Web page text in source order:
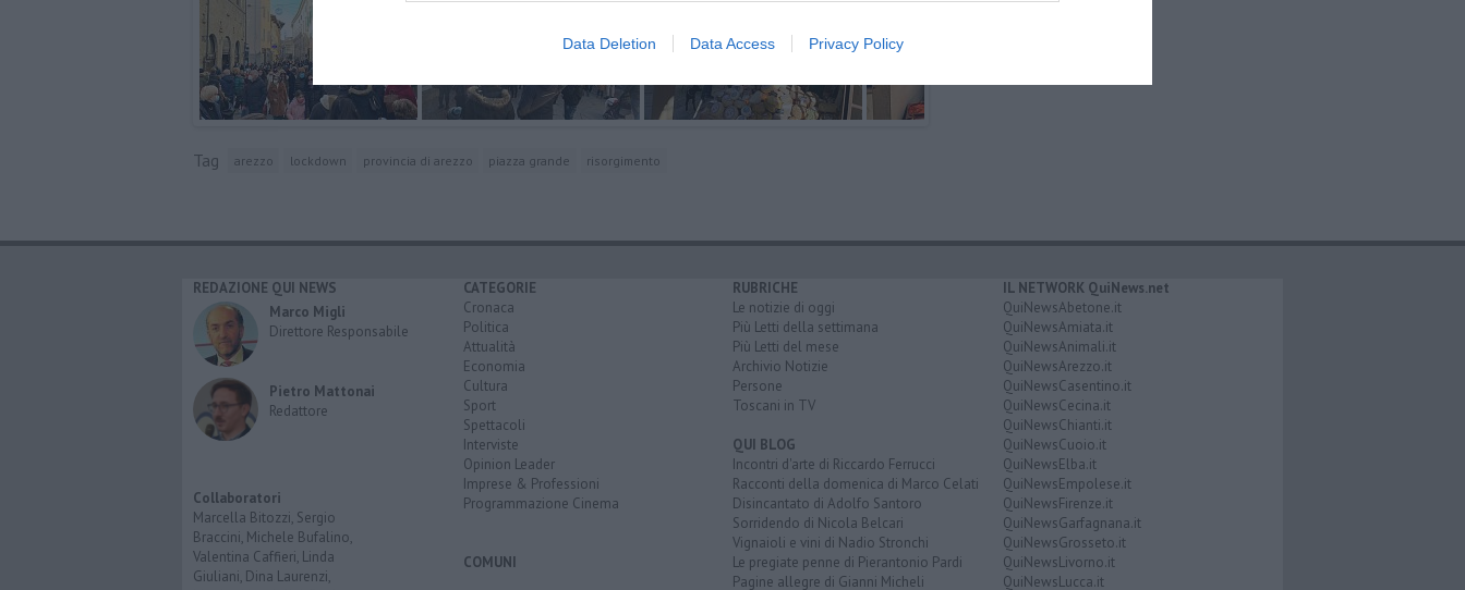
Data Deletion Data Access Privacy Policy
Tag arezzo lockdown provincia di arezzo piazza grande risorgimento
REDAZIONE QUI NEWS
Marco Migli
Direttore Responsabile
Pietro Mattonai
Redattore
Collaboratori
Marcella Bitozzi, Sergio
Braccini, Michele Bufalino,
Valentina Caffieri, Linda
Giuliani, Dina Laurenzi,
CATEGORIE
Cronaca
Politica
Attualità
Economia
Cultura
Sport
Spettacoli
Interviste
Opinion Leader
Imprese & Professioni
Programmazione Cinema
COMUNI
RUBRICHE
Le notizie di oggi
Più Letti della settimana
Più Letti del mese
Archivio Notizie
Persone
Toscani in TV
QUI BLOG
Incontri d'arte di Riccardo Ferrucci
Racconti della domenica di Marco Celati
Disincantato di Adolfo Santoro
Sorridendo di Nicola Belcari
Vignaioli e vini di Nadio Stronchi
Le pregiate penne di Pierantonio Pardi
Pagine allegre di Gianni Micheli
IL NETWORK QuiNews.net
QuiNewsAbetone.it
QuiNewsAmiata.it
QuiNewsAnimali.it
QuiNewsArezzo.it
QuiNewsCasentino.it
QuiNewsCecina.it
QuiNewsChianti.it
QuiNewsCuoio.it
QuiNewsElba.it
QuiNewsEmpolese.it
QuiNewsFirenze.it
QuiNewsGarfagnana.it
QuiNewsGrosseto.it
QuiNewsLivorno.it
QuiNewsLucca.it